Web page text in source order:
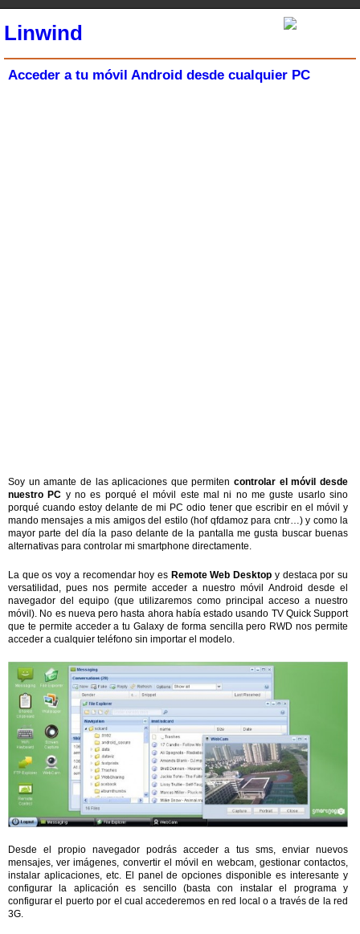
Linwind
Acceder a tu móvil Android desde cualquier PC
Soy un amante de las aplicaciones que permitencontrolar el móvil desde
nuestro PC y no es porqué el móvil este mal ni no me guste usarlo sino
porqué cuando estoy delante de mi PC odio tener que escribir en el móvil y
mando mensajes a mis amigos del estilo (hof qfdamoz para cntr…) y como la
mayor parte del día la paso delante de la pantalla me gusta buscar buenas
alternativas para controlar mi smartphone directamente.
La que os voy a recomendar hoy es Remote Web Desktop y destaca por su
versatilidad, pues nos permite acceder a nuestro móvil Android desde el
navegador del equipo (que utilizaremos como principal acceso a nuestro
móvil). No es nueva pero hasta ahora había estado usando TV Quick Support
que te permite acceder a tu Galaxy de forma sencilla pero RWD nos permite
acceder a cualquier teléfono sin importar el modelo.
Desde el propio navegador podrás acceder a tus sms, enviar nuevos
mensajes, ver imágenes, convertir el móvil en webcam, gestionar contactos,
instalar aplicaciones, etc. El panel de opciones disponible es interesante y
configurar la aplicación es sencillo (basta con instalar el programa y
configurar el puerto por el cual accederemos en red local o a través de la red
3G.